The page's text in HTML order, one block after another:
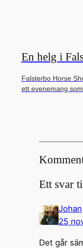
En helg i
Falsterbo Horse
ett evenemang
Ett svar
Johan
25
Det går